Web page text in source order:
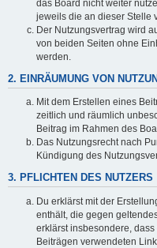
das Board nicht weiter
jeweils die an dieser Stelle
Der Nutzungsvertrag wird
von beiden Seiten ohne
werden.
2. EINRÄUMUNG VON
Mit dem Erstellen eines
zeitlich und räumlich
Beitrag im Rahmen des
Das Nutzungsrecht nach
Kündigung des
3. PFLICHTEN DES NUTZERS
Du erklärst mit der
enthält, die gegen
erklärst insbesondere,
Beiträgen verwendeten